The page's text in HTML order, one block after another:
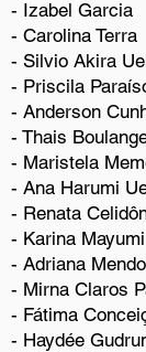
- Izabel Garcia
- Carolina Terra
- Silvio Akira
- Priscila
- Anderson
- Thais
- Maristela
- Ana Harumi
- Renata
- Karina
- Adriana
- Mirna Claros
- Fátima
- Haydée